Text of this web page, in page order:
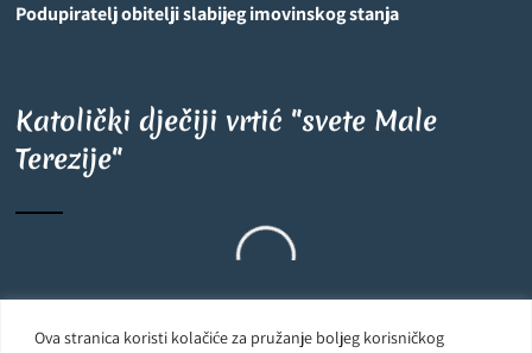
Ova stranica koristi kolačiće za pružanje boljeg korisničkog
Podupiratelj obitelji slabijeg imovinskog stanja
Katolički dječiji vrtić "svete Male
Terezije"